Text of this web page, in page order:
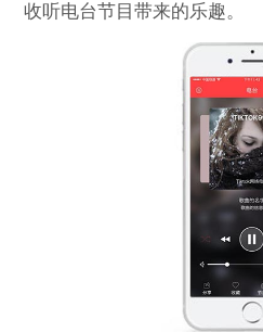
收听电台节目带来的乐趣。